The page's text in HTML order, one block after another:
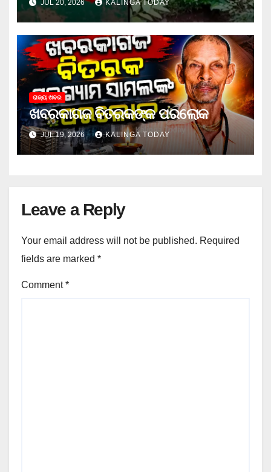
JUL 20, 2026 KALINGA TODAY
ରାଜ୍ୟ ଖବର
ଖବରକାଗଜ ବିତରକଙ୍କ ପରଲୋକ
JUL 19, 2026 KALINGA TODAY
Leave a Reply
Your email address will not be published. Required
fields are marked *
Comment*